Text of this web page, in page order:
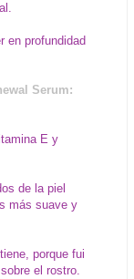
en profundidad
Serum:
E y
de la piel
más suave y
porque fui
el rostro.